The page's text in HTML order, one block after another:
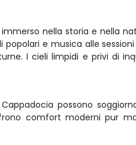
nella storia e nella
e musica alle
I cieli limpidi e privi di
possono
comfort moderni pur